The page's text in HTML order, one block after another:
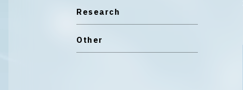
Research
Other